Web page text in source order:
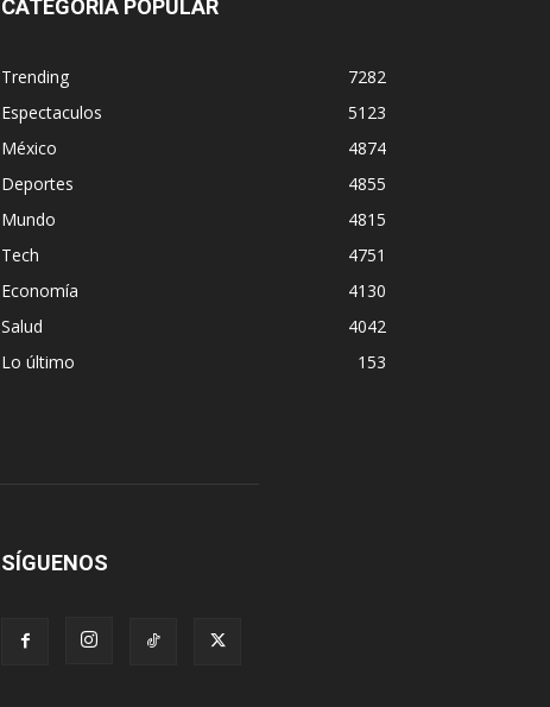
CATEGORÍA POPULAR
Trending
7282
Espectaculos
5123
México
4874
Deportes
4855
Mundo
4815
Tech
4751
Economía
4130
Salud
4042
Lo último
153
SÍGUENOS